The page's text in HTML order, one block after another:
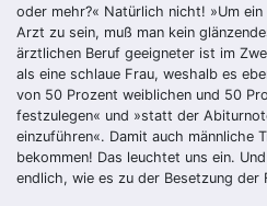
oder mehr?« Natürlich nicht! »Um
Arzt zu sein, muß man kein
ärztlichen Beruf geeigneter ist im
als eine schlaue Frau, weshalb es
von 50 Prozent weiblichen und 50
festzulegen« und »statt der
einzuführen«. Damit auch männliche
bekommen! Das leuchtet uns ein.
endlich, wie es zu der Besetzung der